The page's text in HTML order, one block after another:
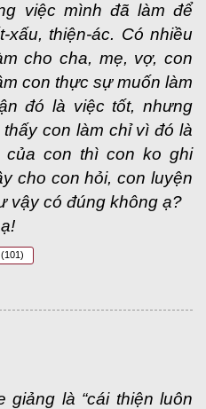
việc mình đã làm để
thiện-ác. Có nhiều
cho cha, mẹ, vợ, con
con thực sự muốn làm
đó là việc tốt, nhưng
con làm chỉ vì đó là
của con thì con ko ghi
cho con hỏi, con luyện
vậy có đúng không ạ?
(101)
giảng là “cái thiện luôn